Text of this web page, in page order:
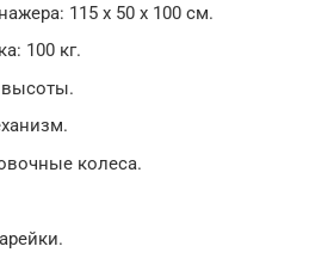
115 х 50 х 100 см.
100 кг.
высоты.
колеса.